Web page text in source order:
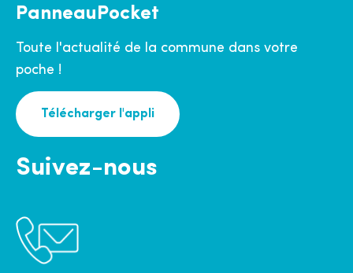
PanneauPocket
Toute l'actualité de la commune dans votre
poche !
Télécharger l'appli
Suivez-nous